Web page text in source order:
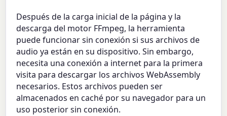
Después de la carga inicial de la página y la
descarga del motor FFmpeg, la herramienta
puede funcionar sin conexión si sus archivos de
audio ya están en su dispositivo. Sin embargo,
necesita una conexión a internet para la primera
visita para descargar los archivos WebAssembly
necesarios. Estos archivos pueden ser
almacenados en caché por su navegador para un
uso posterior sin conexión.